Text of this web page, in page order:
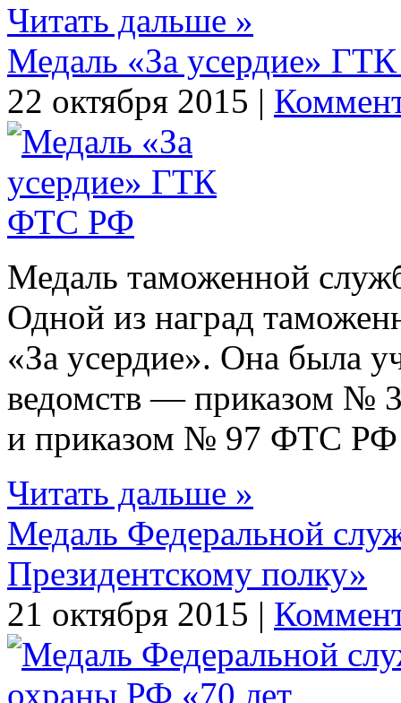
Читать дальше »
Медаль «За усердие»
22 октября 2015 |
Медаль таможенной
Одной из наград
«За усердие». Она была
ведомств — приказом №
и приказом № 97 ФТС РФ
Читать дальше »
Медаль Федеральной
Президентскому полку»
21 октября 2015 |